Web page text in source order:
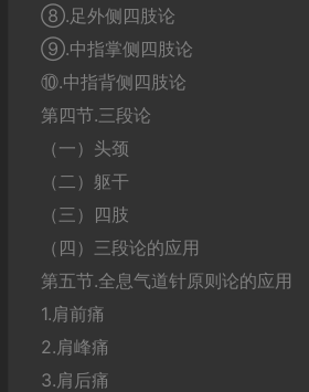
⑧.足外侧四肢论
⑨.中指掌侧四肢论
⑩.中指背侧四肢论
第四节.三段论
（一）头颈
（二）躯干
（三）四肢
（四）三段论的应用
第五节.全息气道针原则论的应用
1.肩前痛
2.肩峰痛
3.肩后痛